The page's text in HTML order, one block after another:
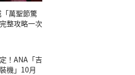
萬聖節驚
整攻略一次
！ANA「吉
機」10月